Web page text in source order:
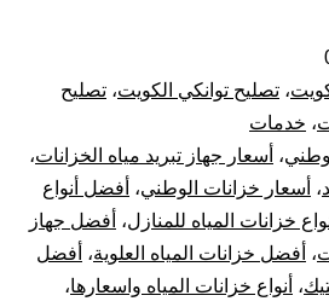
، تصليح توانكي الكويت، تصليح
، خدمات
، أسعار جهاز تبريد مياه الخزانات،
، أسعار خزانات الوطني، أفضل أنواع
خزانات المياه للمنازل، أفضل جهاز
، أفضل خزانات المياه العلوية، أفضل
، أنواع خزانات المياه واسعارها،